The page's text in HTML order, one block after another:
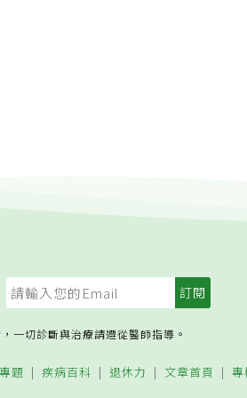
一切診斷與治療請遵從醫師指導。
題 疾病百科 退休力 文章首頁